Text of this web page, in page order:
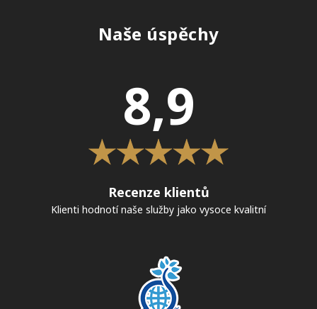
Naše úspěchy
8,9
Recenze klientů
Klienti hodnotí naše služby jako vysoce kvalitní